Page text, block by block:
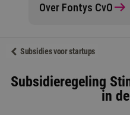
Over Fontys CvO
Subsidies voor startups
Subsidieregeling
in